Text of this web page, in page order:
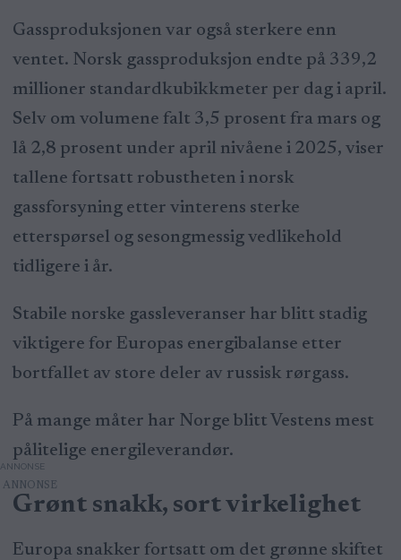
Gassproduksjonen var også sterkere enn
ventet. Norsk gassproduksjon endte på 339,2
millioner standardkubikkmeter per dag i april.
Selv om volumene falt 3,5 prosent fra mars og
lå 2,8 prosent under april nivåene i 2025, viser
tallene fortsatt robustheten i norsk
gassforsyning etter vinterens sterke
etterspørsel og sesongmessig vedlikehold
tidligere i år.
Stabile norske gassleveranser har blitt stadig
viktigere for Europas energibalanse etter
bortfallet av store deler av russisk rørgass.
På mange måter har Norge blitt Vestens mest
pålitelige energileverandør.
ANNONSE
Grønt snakk, sort virkelighet
Europa snakker fortsatt om det grønne skiftet